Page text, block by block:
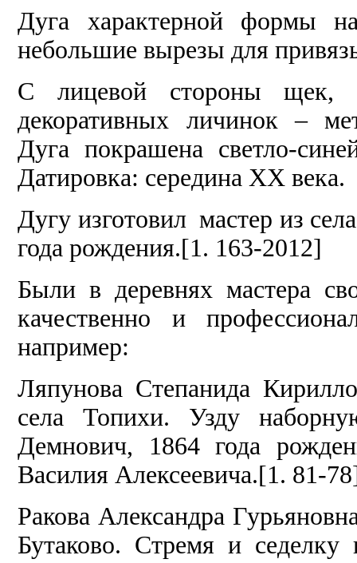
Дуга характерной формы
небольшие вырезы для
С лицевой стороны щек,
декоративных личинок –
Дуга покрашена светло-
Датировка: середина ХХ века.
Дугу изготовил мастер из
года рождения.[1. 163-2012]
Были в деревнях мастера
качественно и
например:
Ляпунова Степанида
села Топихи. Узду
Демнович, 1864 года
Василия Алексеевича.[1. 81-
Ракова Александра
Бутаково. Стремя и